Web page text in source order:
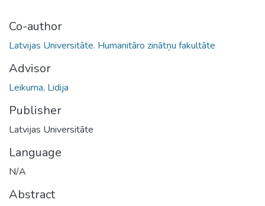
Co-author
Latvijas Universitāte. Humanitāro zinātņu fakultāte
Advisor
Leikuma, Lidija
Publisher
Latvijas Universitāte
Language
N/A
Abstract